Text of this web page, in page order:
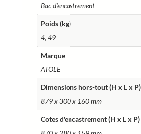
BT416BL
Bac d'encastrement
Poids (kg)
4, 49
Marque
ATOLE
Dimensions hors-tout (H x L x P)
879 x 300 x 160 mm
Cotes d'encastrement (H x L x P)